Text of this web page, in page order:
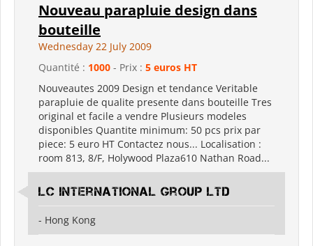
Nouveau parapluie design dans
bouteille
Wednesday 22 July 2009
Quantité : 1000 - Prix : 5 euros HT
Nouveautes 2009 Design et tendance Veritable
parapluie de qualite presente dans bouteille Tres
original et facile a vendre Plusieurs modeles
disponibles Quantite minimum: 50 pcs prix par
piece: 5 euro HT Contactez nous... Localisation :
room 813, 8/F, Holywood Plaza610 Nathan Road...
LC international Group Ltd
- Hong Kong